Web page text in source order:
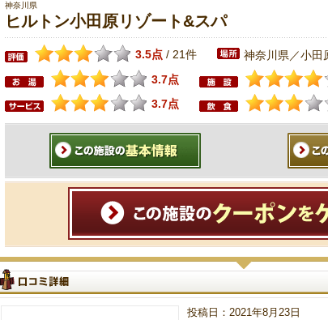
神奈川県
ヒルトン小田原リゾート&スパ
3.5点 / 21件 神奈川県／小田
3.7点
3.7点
投稿日：2021年8月23日